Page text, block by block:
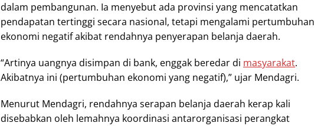
dalam pembangunan. Ia menyebut ada provinsi yang mencatatkan
pendapatan tertinggi secara nasional, tetapi mengalami pertumbuhan
ekonomi negatif akibat rendahnya penyerapan belanja daerah.
“Artinya uangnya disimpan di bank, enggak beredar di masyarakat.
Akibatnya ini (pertumbuhan ekonomi yang negatif),” ujar Mendagri.
Menurut Mendagri, rendahnya serapan belanja daerah kerap kali
disebabkan oleh lemahnya koordinasi antarorganisasi perangkat